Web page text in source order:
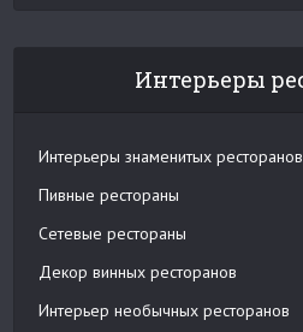
Интерьеры
Интерьеры знаменитых ресторанов
Пивные рестораны
Сетевые рестораны
Декор винных ресторанов
Интерьер необычных ресторанов